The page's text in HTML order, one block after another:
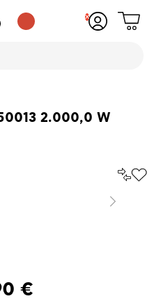
Δες
2.000,0 W
Επόμενο
€